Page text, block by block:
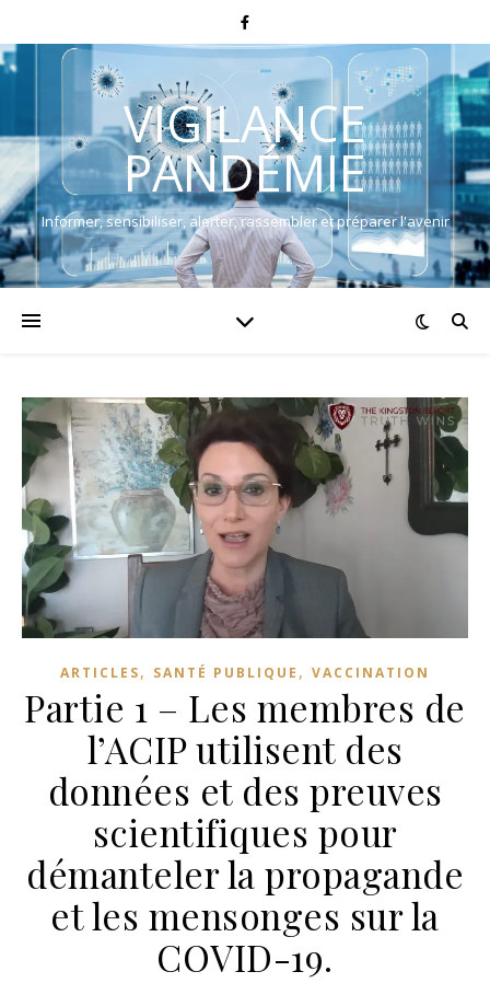
VIGILANCE
PANDÉMIE
Informer, sensibiliser, alerter, rassembler et préparer l'avenir
ARTICLES, SANTÉ PUBLIQUE , VACCINATION
Partie 1 – Les membres de
l’ACIP utilisent des
données et des preuves
scientifiques pour
démanteler la propagande
et les mensonges sur la
COVID-19.